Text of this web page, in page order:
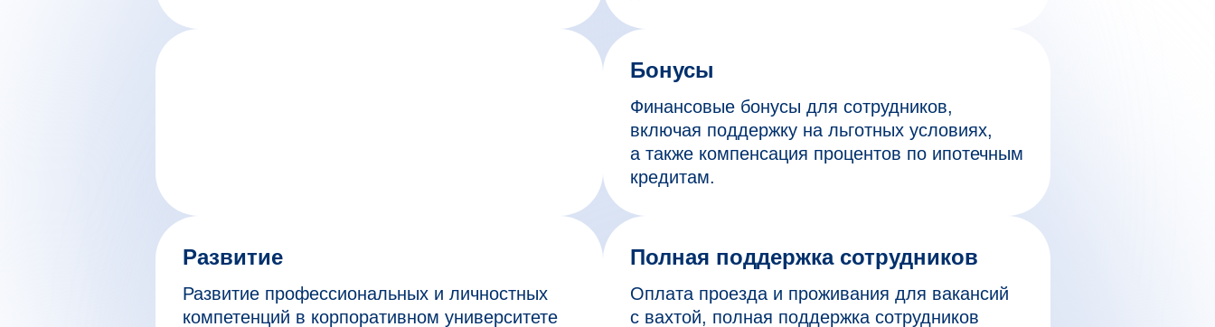
Бонусы
Финансовые бонусы для сотрудников,
включая поддержку на льготных условиях,
а также компенсация процентов по ипотечным
кредитам.
Развитие
Развитие профессиональных и личностных
компетенций в корпоративном университете
Полная поддержка сотрудников
Оплата проезда и проживания для вакансий
с вахтой, полная поддержка сотрудников